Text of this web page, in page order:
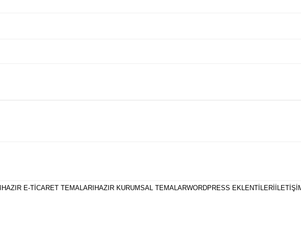
HAZIR E-TICARET TEMALARI HAZIR KURUMSAL TEMALARWORDPRESS EKLENTILERI